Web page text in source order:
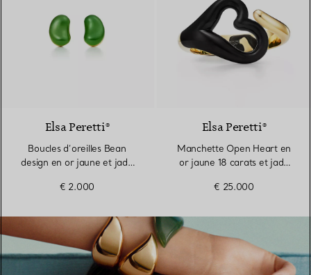
Elsa Peretti®
Boucles d’oreilles Bean
design en or jaune et jade
€ 2.000
Elsa Peretti®
Manchette Open Heart en
or jaune 18 carats et jade
€ 25.000